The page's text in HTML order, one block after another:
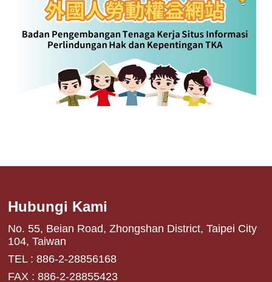
Hubungi Kami
No. 55, Beian Road, Zhongshan District, Taipei City
104, Taiwan
TEL : 886-2-28856168
FAX : 886-2-28855423